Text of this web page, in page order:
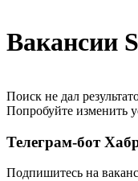
Вакансии
Поиск не дал
Попробуйте изменить
Телеграм-бот
Подпишитесь на